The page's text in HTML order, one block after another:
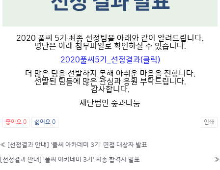
2020 풀씨 5기 최종 선정팀을 아래와 같이 알려드립니다.
명단은 아래 첨부파일로 확인하실 수 있습니다.
2020풀씨5기_선정결과(클릭)
더 많은 팀을 선발하지 못해 아쉬운 마음을 전합니다.
선발된 팀들에 많은 관심과 응원 부탁드립니다.
감사합니다.
재단법인 숲과나눔
좋아요 0 싫어요 0 인쇄
« [선정결과 안내] '풀씨 아카데미 3기' 면접 대상자 발표
[선정결과 안내] '풀씨 아카데미 3기' 최종 합격자 발표 »